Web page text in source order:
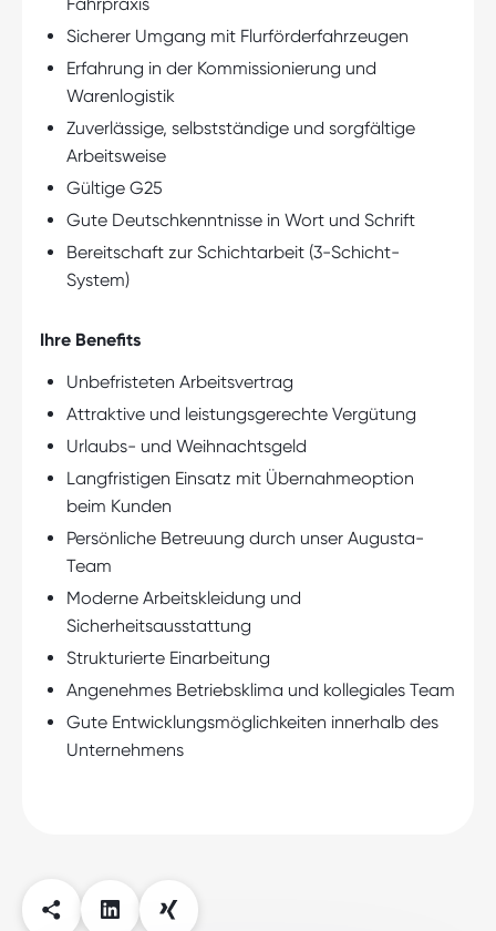
Sicherer Umgang mit Flurförderfahrzeugen
Erfahrung in der Kommissionierung und
Warenlogistik
Zuverlässige, selbstständige und sorgfältige
Arbeitsweise
Gültige G25
Gute Deutschkenntnisse in Wort und Schrift
Bereitschaft zur Schichtarbeit (3-Schicht-
System)
Ihre Benefits
Unbefristeten Arbeitsvertrag
Attraktive und leistungsgerechte Vergütung
Urlaubs- und Weihnachtsgeld
Langfristigen Einsatz mit Übernahmeoption
beim Kunden
Persönliche Betreuung durch unser Augusta-
Team
Moderne Arbeitskleidung und
Sicherheitsausstattung
Strukturierte Einarbeitung
Angenehmes Betriebsklima und kollegiales Team
Gute Entwicklungsmöglichkeiten innerhalb des
Unternehmens